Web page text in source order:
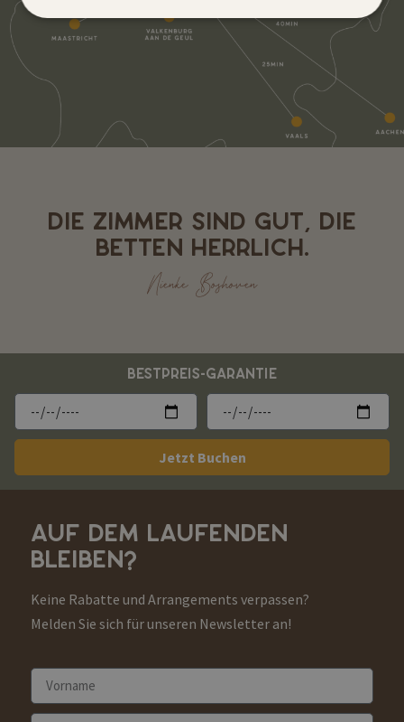
DIE ZIMMER SIND GUT, DIE
BETTEN HERRLICH.
Nienke Boshoven
BESTPREIS-GARANTIE
Jetzt Buchen
AUF DEM LAUFENDEN
BLEIBEN?
Keine Rabatte und Arrangements verpassen?
Melden Sie sich für unseren Newsletter an!